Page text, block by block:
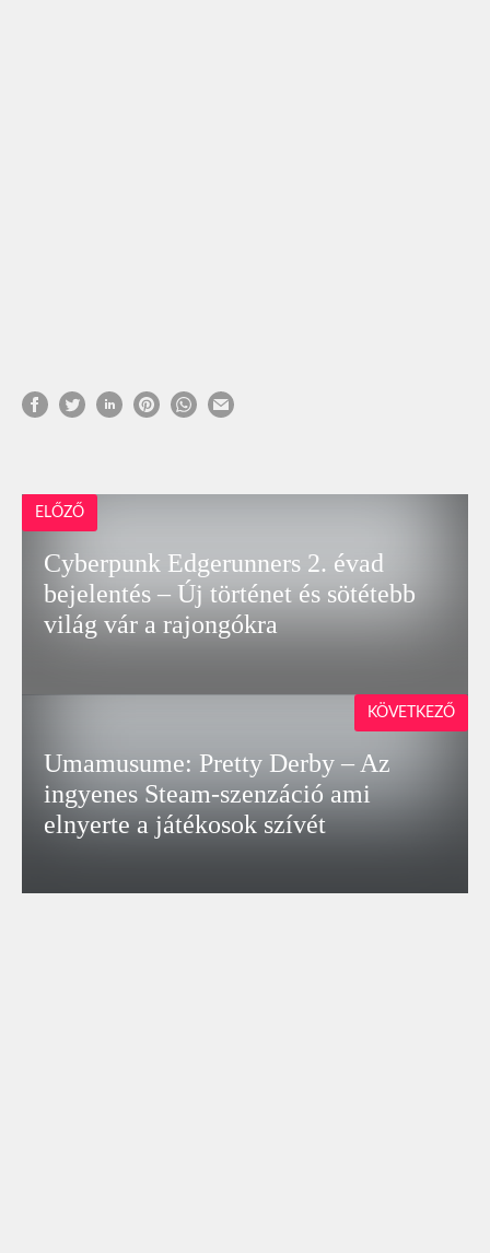
ELŐZŐ
Cyberpunk Edgerunners 2. évad
bejelentés – Új történet és sötétebb
világ vár a rajongókra
Umamusume: Pretty Derby – Az
ingyenes Steam-szenzáció ami
elnyerte a játékosok szívét
KÖVETKEZŐ